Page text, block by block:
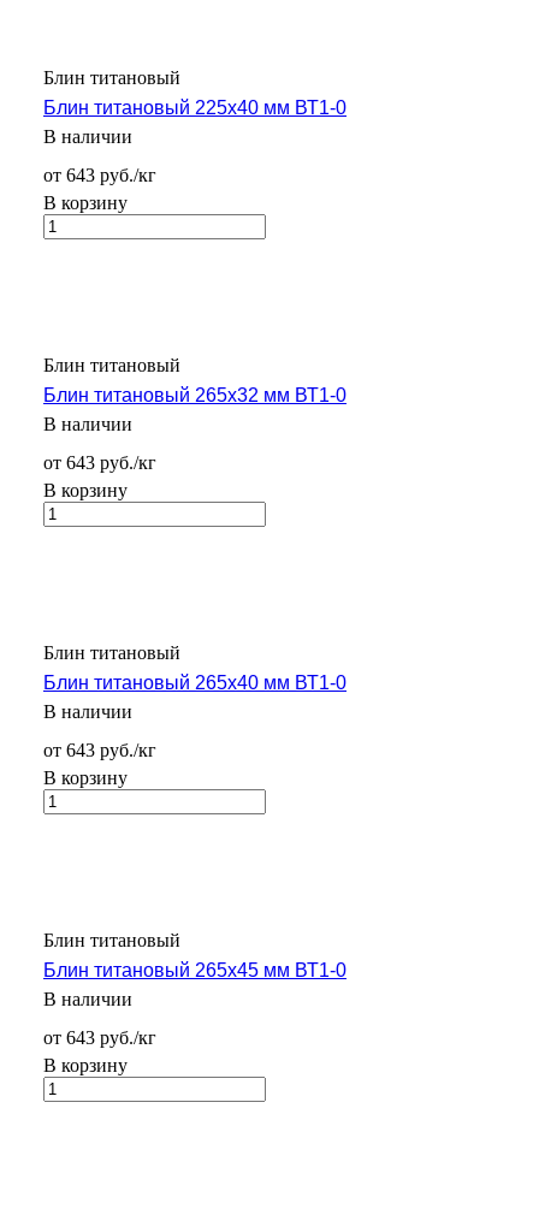
Блин титановый
Блин титановый 225х40 мм ВТ1-0
В наличии
от 643 руб./кг
В корзину
Блин титановый
Блин титановый 265х32 мм ВТ1-0
В наличии
от 643 руб./кг
В корзину
Блин титановый
Блин титановый 265х40 мм ВТ1-0
В наличии
от 643 руб./кг
В корзину
Блин титановый
Блин титановый 265х45 мм ВТ1-0
В наличии
от 643 руб./кг
В корзину